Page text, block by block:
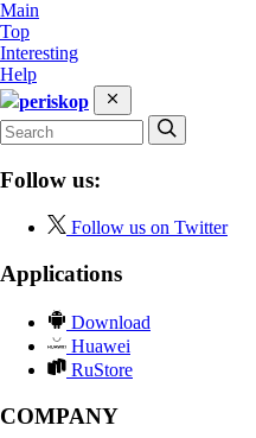
Main
Top
Interesting
Help
periskop
Follow us:
Follow us on Twitter
Applications
Download
Huawei
RuStore
COMPANY